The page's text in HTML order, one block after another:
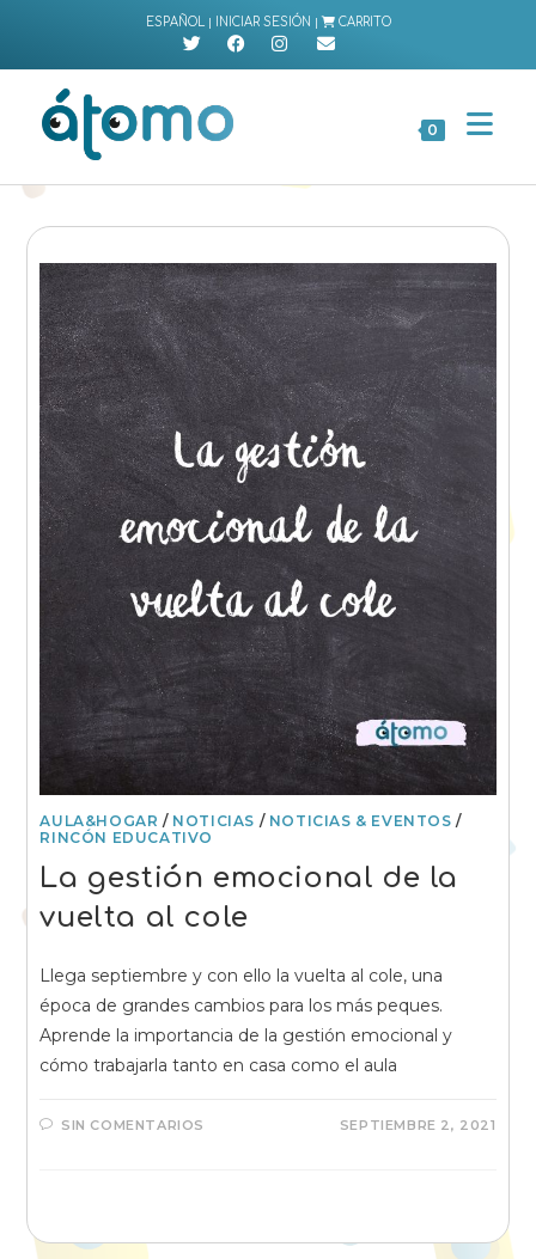
contenido
ESPAÑOL | INICIAR SESIÓN | CARRITO
0
AULA&HOGAR / NOTICIAS / NOTICIAS & EVENTOS /
RINCÓN EDUCATIVO
La gestión emocional de la
vuelta al cole
Llega septiembre y con ello la vuelta al cole, una
época de grandes cambios para los más peques.
Aprende la importancia de la gestión emocional y
cómo trabajarla tanto en casa como el aula
SIN COMENTARIOS SEPTIEMBRE 2, 2021